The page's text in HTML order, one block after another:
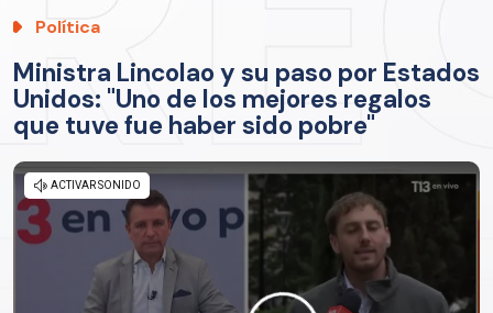
Política
Ministra Lincolao y su paso por Estados
Unidos: "Uno de los mejores regalos
que tuve fue haber sido pobre"